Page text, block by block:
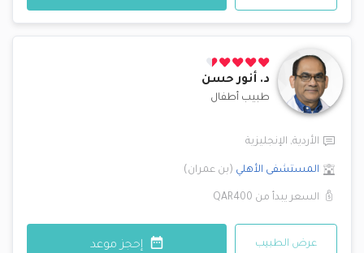
د. أنور حسن
طبيب أطفال
الأردية, الإنجليزية
المستشفى الأهلي (بن عمران)
السعر يبدأ من QAR400
عرض الطبيب إحجز موعد